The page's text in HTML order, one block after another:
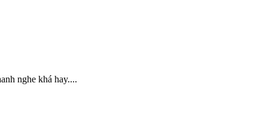
nghe khá hay....